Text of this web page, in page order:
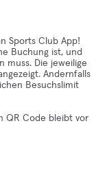
Sports Club App!
Buchung ist, und
muss. Die jeweilige
Andernfalls
Besuchslimit
QR Code bleibt vor